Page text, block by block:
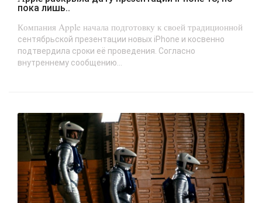
пока лишь..
Компания Apple начала подготовку к своей традиционной
сентябрьской презентации новых iPhone и косвенно
подтвердила сроки её проведения. Согласно
внутреннему сообщению...